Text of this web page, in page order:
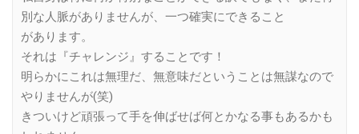
別な人脈がありませんが、一つ確実にできること
があります。
それは『チャレンジ』することです！
明らかにこれは無理だ、無意味だということは無謀なので
やりませんが(笑)
きついけど頑張って手を伸ばせば何とかなる事もあるかも